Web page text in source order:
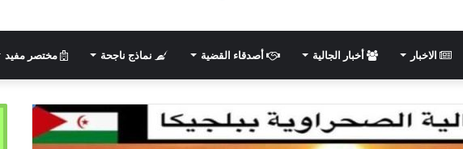
الاخبار أخبار الجالية أصدقاء القضية نماذج ناجحة مختصر مفيد